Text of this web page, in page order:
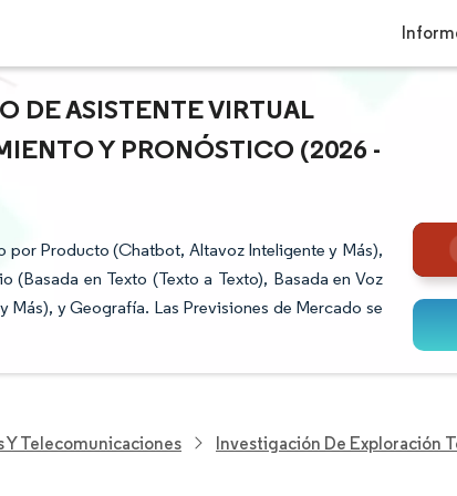
DE ASISTENTE VIRTUAL
Y PRONÓSTICO (2026 -
por Producto (Chatbot, Altavoz Inteligente y Más),
en Texto (Texto a Texto), Basada en Voz
Más), y Geografía. Las Previsiones de Mercado se
Telecomunicaciones Investigación De Exploración